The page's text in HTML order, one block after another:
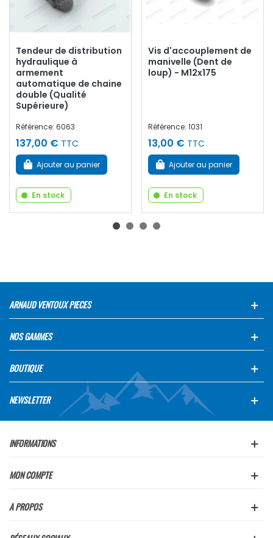
Tendeur de distribution
hydraulique à
armement
automatique de chaine
double (Qualité
Supérieure)
Référence: 6063
137,00 € TTC
Ajouter au panier
En stock
Vis d'accouplement de
manivelle (Dent de
loup) - M12x175
Référence: 1031
13,00 € TTC
Ajouter au panier
En stock
ARNAUD VENTOUX PIECES
NOS GAMMES
BOUTIQUE
NEWSLETTER
INFORMATIONS
MON COMPTE
A PROPOS